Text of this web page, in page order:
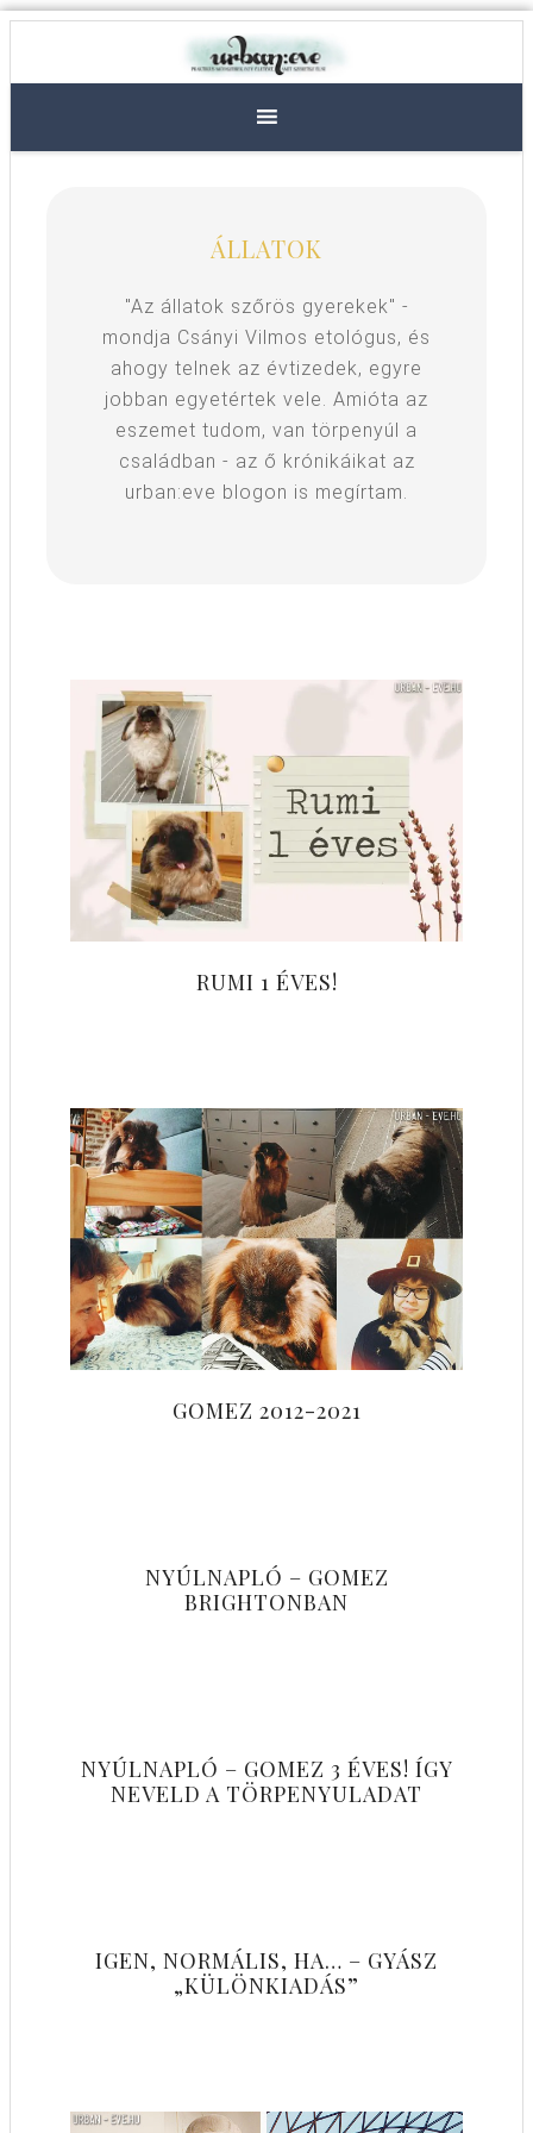
ÁLLATOK
"Az állatok szőrös gyerekek" -
mondja Csányi Vilmos etológus, és
ahogy telnek az évtizedek, egyre
jobban egyetértek vele. Amióta az
eszemet tudom, van törpenyúl a
családban - az ő krónikáikat az
urban:eve blogon is megírtam.
RUMI 1 ÉVES!
GOMEZ 2012-2021
NYÚLNAPLÓ – GOMEZ
BRIGHTONBAN
NYÚLNAPLÓ – GOMEZ 3 ÉVES! ÍGY
NEVELD A TÖRPENYULADAT
IGEN, NORMÁLIS, HA… – GYÁSZ
„KÜLÖNKIADÁS”